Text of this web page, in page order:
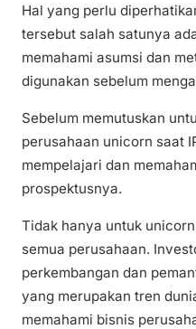
Hal yang perlu
tersebut salah satunya
memahami asumsi dan
digunakan sebelum
Sebelum memutuskan
perusahaan unicorn saat
mempelajari dan
prospektusnya.
Tidak hanya untuk
semua perusahaan.
perkembangan dan
yang merupakan tren
memahami bisnis